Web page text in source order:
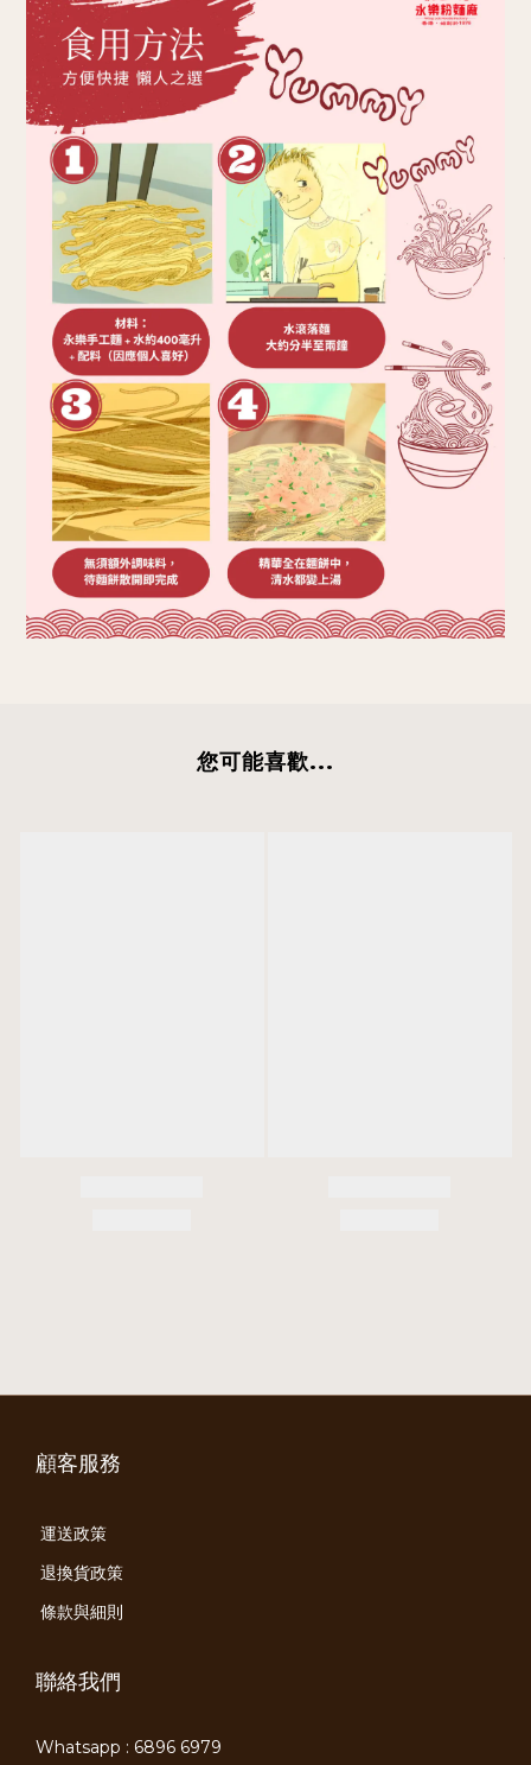
您可能喜歡...
顧客服務
運送政策
退換貨政策
條款與細則
聯絡我們
Whatsapp : 6896 6979